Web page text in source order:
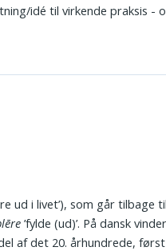
idé til virkende praksis -
ud i livet’), som går tilbage til
’fylde (ud)’. På dansk vinder
af det 20. århundrede,